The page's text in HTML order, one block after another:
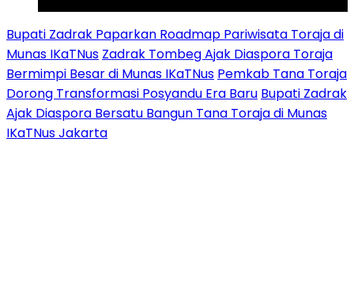
Bupati Zadrak Paparkan Roadmap Pariwisata Toraja di
Munas IKaTNus Zadrak Tombeg Ajak Diaspora Toraja
Bermimpi Besar di Munas IKaTNus Pemkab Tana Toraja
Dorong Transformasi Posyandu Era Baru Bupati Zadrak
Ajak Diaspora Bersatu Bangun Tana Toraja di Munas
IKaTNus Jakarta